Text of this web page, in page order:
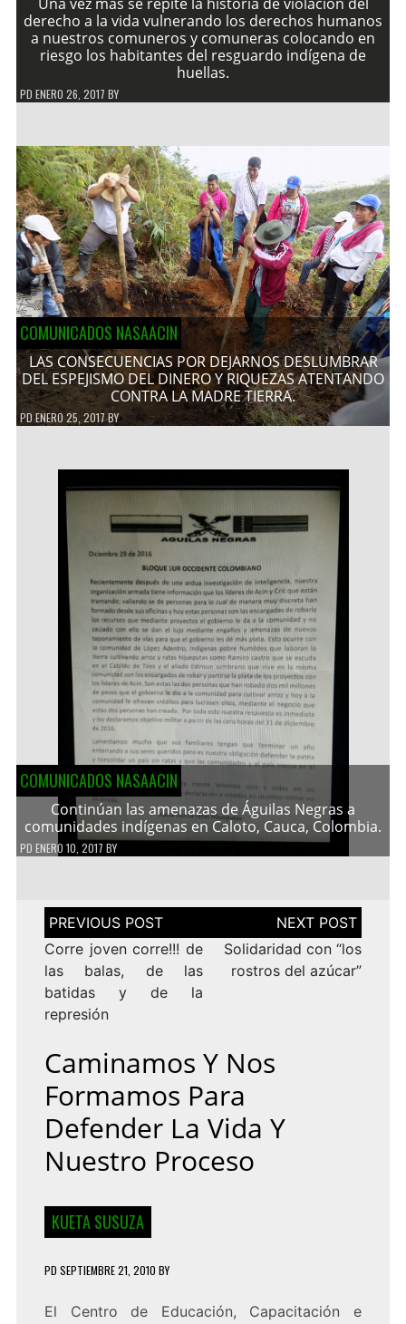
derecho a la vida vulnerando los derechos humanos
a nuestros comuneros y comuneras colocando en
riesgo los habitantes del resguardo indígena de
huellas.
PD ENERO 26, 2017 BY
COMUNICADOS NASAACIN
LAS CONSECUENCIAS POR DEJARNOS DESLUMBRAR
DEL ESPEJISMO DEL DINERO Y RIQUEZAS ATENTANDO
CONTRA LA MADRE TIERRA.
PDENERO 25, 2017BY
COMUNICADOS NASAACIN
Continúan las amenazas de Águilas Negras a
comunidades indígenas en Caloto, Cauca, Colombia.
PD ENERO 10, 2017 BY
Navegación
de
entradas
Corre joven corre!!! de
las balas, de las
batidas y de la
represión
Solidaridad con “los
rostros del azúcar”
Caminamos Y Nos
Formamos Para
Defender La Vida Y
Nuestro Proceso
KUETA SUSUZA
PD SEPTIEMBRE 21, 2010 BY
El Centro de Educación, Capacitación e